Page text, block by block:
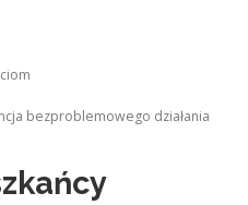
bezproblemowego działania